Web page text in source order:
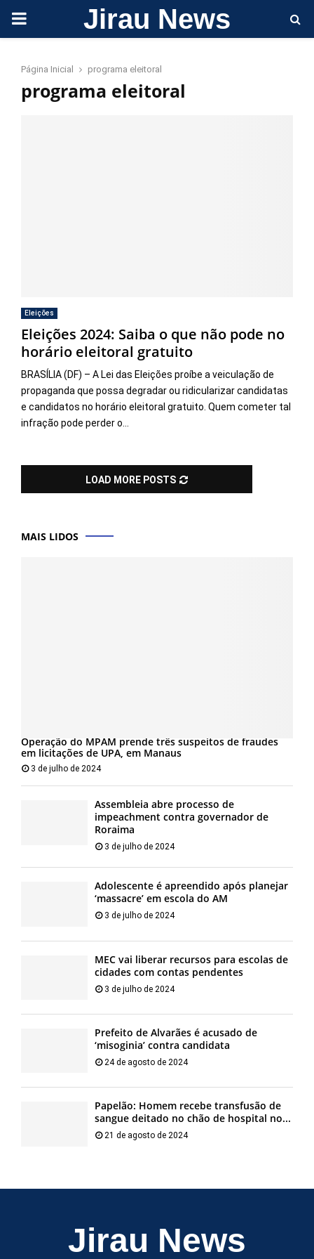
PRIMARY Jirau News
Página Inicial programa eleitoral
programa eleitoral
Eleições
Eleições 2024: Saiba o que não pode no
horário eleitoral gratuito
BRASÍLIA (DF) – A Lei das Eleições proíbe a veiculação de
propaganda que possa degradar ou ridicularizar candidatas
e candidatos no horário eleitoral gratuito. Quem cometer tal
infração pode perder o...
LOAD MORE POSTS
MAIS LIDOS
Operação do MPAM prende três suspeitos de fraudes
em licitações de UPA, em Manaus
3 de julho de 2024
Assembleia abre processo de
impeachment contra governador de
Roraima
3 de julho de 2024
Adolescente é apreendido após planejar
‘massacre’ em escola do AM
3 de julho de 2024
MEC vai liberar recursos para escolas de
cidades com contas pendentes
3 de julho de 2024
Prefeito de Alvarães é acusado de
‘misoginia’ contra candidata
24 de agosto de 2024
Papelão: Homem recebe transfusão de
sangue deitado no chão de hospital no...
21 de agosto de 2024
Jirau News